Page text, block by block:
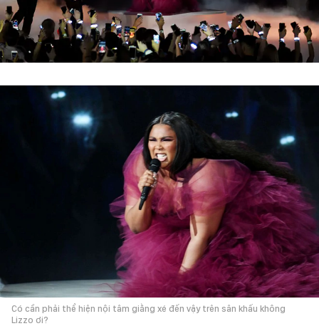
Có cần phải thể hiện nội tâm giằng xé đến vậy trên sân khấu không
Lizzo ơi?